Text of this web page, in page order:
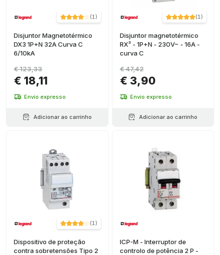
(1)
Disjuntor Magnetotérmico
DX3 1P+N 32A Curva C
6/10kA
€ 18,11
€ 123,33
Envio expresso
Adicionar ao carrinho
(1)
Disjuntor magnetotérmico
RX³ - 1P+N - 230V~ - 16A -
curva C
€ 3,90
€ 47,42
Envio expresso
Adicionar ao carrinho
(1)
Dispositivo de proteção
contra sobretensões Tipo 2
ICP-M - Interruptor de
controlo de potência 2 P -